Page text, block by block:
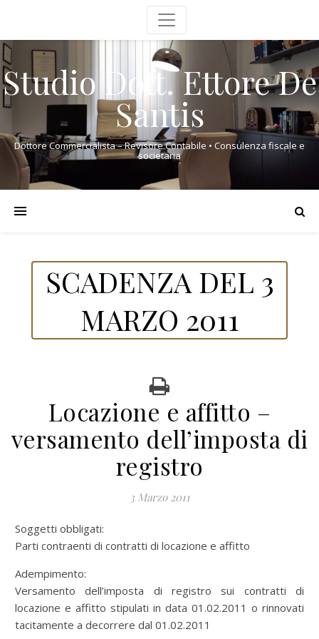
Studio Dott. Ettore De
Santis
Dottore Commercialista – Revisore Contabile • Consulenza fiscale e
societaria
SCADENZA DEL 3
MARZO 2011
Locazione e affitto –
versamento dell’imposta di
registro
3 Marzo 2011
Soggetti obbligati:
Parti contraenti di contratti di locazione e affitto
Adempimento:
Versamento dell’imposta di registro sui contratti di
locazione e affitto stipulati in data 01.02.2011 o rinnovati
tacitamente a decorrere dal 01.02.2011